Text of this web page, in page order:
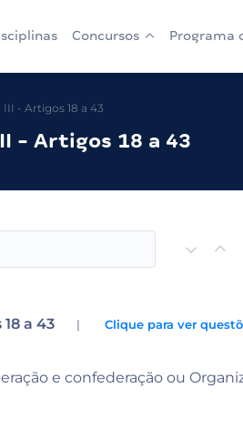
Concursos Programa
- Artigos 18 a 43
- Artigos 18 a 43
a 43 | Clique para ver
e confederação ou